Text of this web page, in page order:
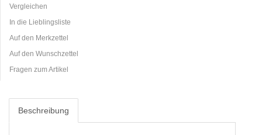
Vergleichen
In die Lieblingsliste
Auf den Merkzettel
Auf den Wunschzettel
Fragen zum Artikel
Beschreibung